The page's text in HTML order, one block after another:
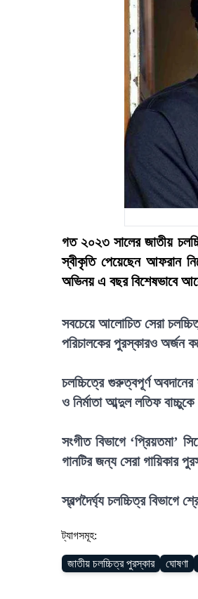
গত ২০২৩ সালের জাতীয়
স্বীকৃতি পেয়েছেন আফরান
অভিনয় এ বছর বিশেষভাবে
সবচেয়ে আলোচিত সেরা
পরিচালকের পুরস্কারও অর্জন
চলচ্চিত্রে গুরুত্বপূর্ণ
ও নির্মাতা আব্দুল লতিফ
সংগীত বিভাগে ‘প্রিয়তমা’
গানটির জন্য সেরা গায়িকার
স্বল্পদৈর্ঘ্য চলচ্চিত্র বিভাগে
ট্যাগসমূহ:
জাতীয় চলচ্চিত্র পুরস্কার ঘোষণা